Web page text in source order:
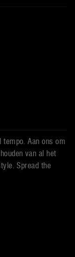
tempo. Aan ons om
van al het
Spread the